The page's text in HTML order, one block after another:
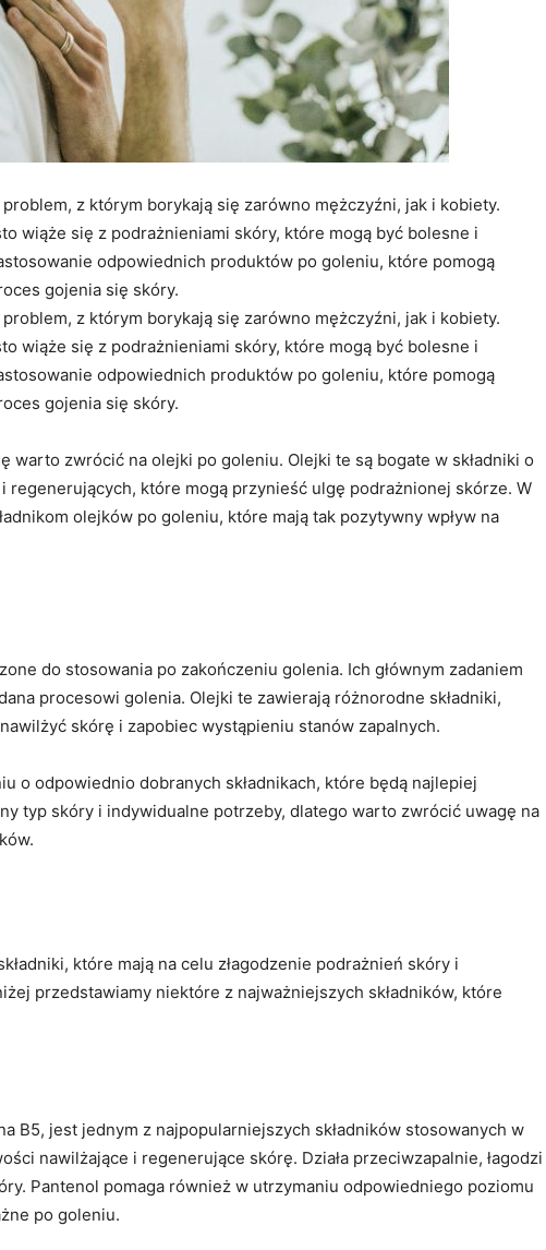
z którym borykają się zarówno mężczyźni, jak i kobiety.
wiąże się z podrażnieniami skóry, które mogą być bolesne i
odpowiednich produktów po goleniu, które pomogą
gojenia się skóry.
z którym borykają się zarówno mężczyźni, jak i kobiety.
wiąże się z podrażnieniami skóry, które mogą być bolesne i
odpowiednich produktów po goleniu, które pomogą
gojenia się skóry.
warto zwrócić na olejki po goleniu. Olejki te są bogate w składniki o
regenerujących, które mogą przynieść ulgę podrażnionej skórze. W
olejków po goleniu, które mają tak pozytywny wpływ na
do stosowania po zakończeniu golenia. Ich głównym zadaniem
procesowi golenia. Olejki te zawierają różnorodne składniki,
skórę i zapobiec wystąpieniu stanów zapalnych.
o odpowiednio dobranych składnikach, które będą najlepiej
typ skóry i indywidualne potrzeby, dlatego warto zwrócić uwagę na
które mają na celu złagodzenie podrażnień skóry i
przedstawiamy niektóre z najważniejszych składników, które
B5, jest jednym z najpopularniejszych składników stosowanych w
nawilżające i regenerujące skórę. Działa przeciwzapalnie, łagodzi
Pantenol pomaga również w utrzymaniu odpowiedniego poziomu
po goleniu.